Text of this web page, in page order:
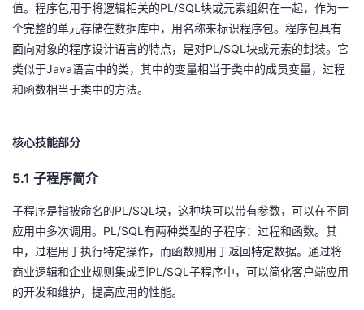
播
活
动
的
关
我
的
发
者
学
堂
我
我
Programs
的
支
持
我
的
我
值。程序包用于将逻辑相关的PL/SQL 块或元素组织在一起，作为一
个完整的单元存储在数据库中，用名称来标识程序包。程序包具有
面向对象的程序设计语言的特点，是对PL/SQL 块或元素的封装。它
类似于Java语言中的类，其中的变量相当于类中的成员变量，过程
和函数相当于类中的方法。
核心技能部分
5.1 子程序简介
子程序是指被命名的PL/SQL 块，这种块可以带有参数，可以在不同
应用中多次调用。 PL/SQL 有两种类型的子程序：过程和函数。其
中，过程用于执行特定操作，而函数则用于返回特定数据。通过将
商业逻辑和企业规则集成到 PL/SQL 子程序中，可以简化客户端应用
的开发和维护，提高应用的性能。